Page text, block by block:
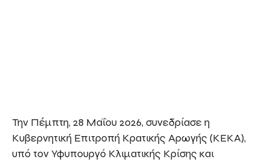
Την Πέμπτη, 28 Μαΐου 2026, συνεδρίασε η
Κυβερνητική Επιτροπή Κρατικής Αρωγής (ΚΕΚΑ),
υπό τον Υφυπουργό Κλιματικής Κρίσης και